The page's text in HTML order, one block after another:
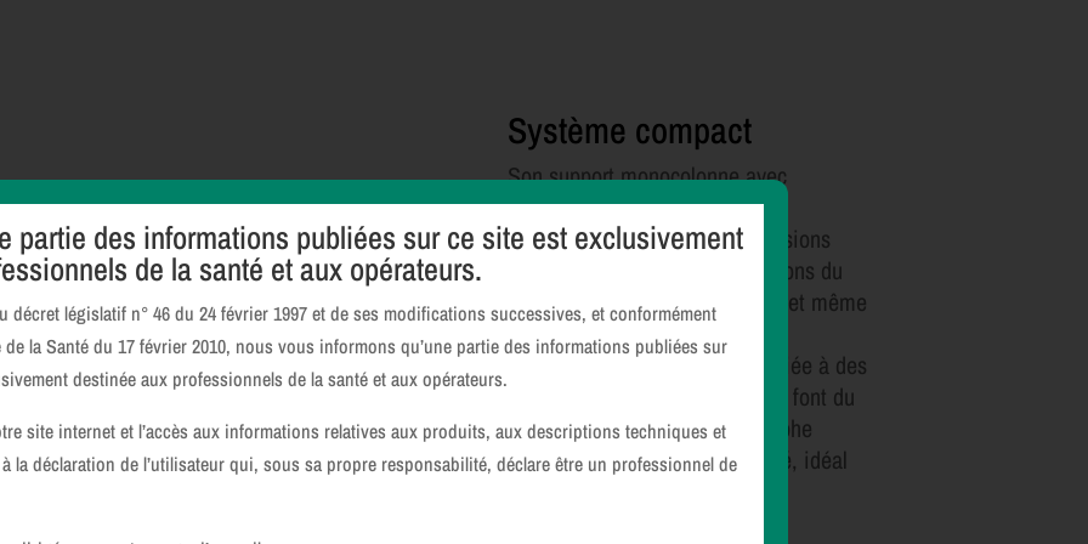
Système compact
Son support monocolonne avec
générateur intégré et sa station
d’acquisition (AWS) aux dimensions
réduites, facilitent les installations du
système dans de petites salles et même
dans des unités mobiles.
Une hauteur variable élevée alliée à des
mouvements motorisés rapides font du
Giotto Class S, un mammographe
adapté à un flux de travail élevé, idéal
partie des informations publiées sur ce site est exclusivement
de la santé et aux opérateurs.
décret législatif n° 46 du 24 février 1997 et de ses modifications successives, et conformément
la Santé du 17 février 2010, nous vous informons qu’une partie des informations publiées sur
destinée aux professionnels de la santé et aux opérateurs.
site internet et l’accès aux informations relatives aux produits, aux descriptions techniques et
la déclaration de l’utilisateur qui, sous sa propre responsabilité, déclare être un professionnel de